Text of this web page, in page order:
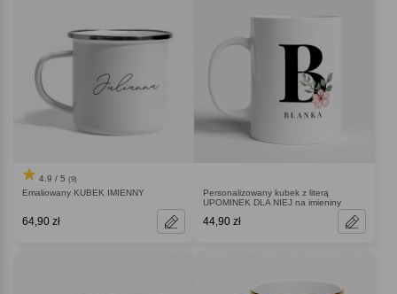
4.9 / 5 (9)
Emaliowany KUBEK IMIENNY
64,90 zł
Personalizowany kubek z literą
UPOMINEK DLA NIEJ na imieniny
44,90 zł